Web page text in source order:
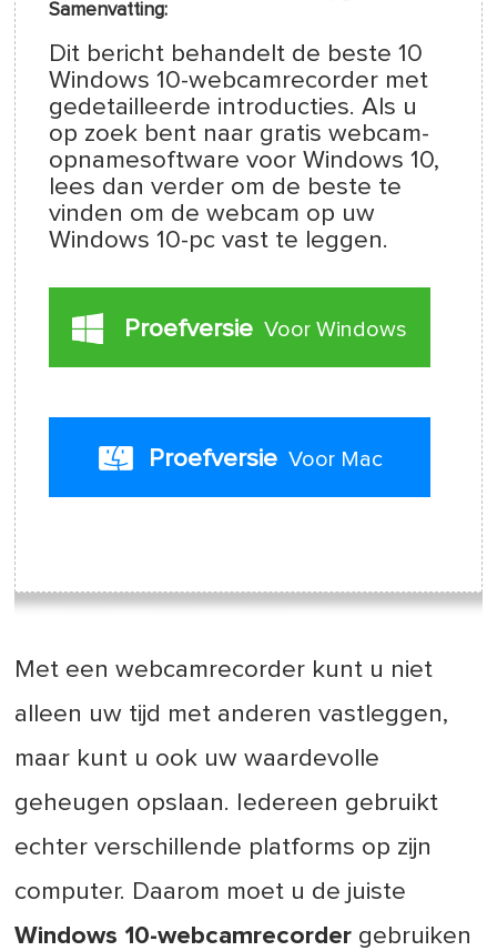
Samenvatting:
Dit bericht behandelt de beste 10
Windows 10-webcamrecorder met
gedetailleerde introducties. Als u
op zoek bent naar gratis webcam-
opnamesoftware voor Windows 10,
lees dan verder om de beste te
vinden om de webcam op uw
Windows 10-pc vast te leggen.
Proefversie Voor Windows
Proefversie Voor Mac
Met een webcamrecorder kunt u niet
alleen uw tijd met anderen vastleggen,
maar kunt u ook uw waardevolle
geheugen opslaan. Iedereen gebruikt
echter verschillende platforms op zijn
computer. Daarom moet u de juiste
Windows 10-webcamrecorder gebruiken